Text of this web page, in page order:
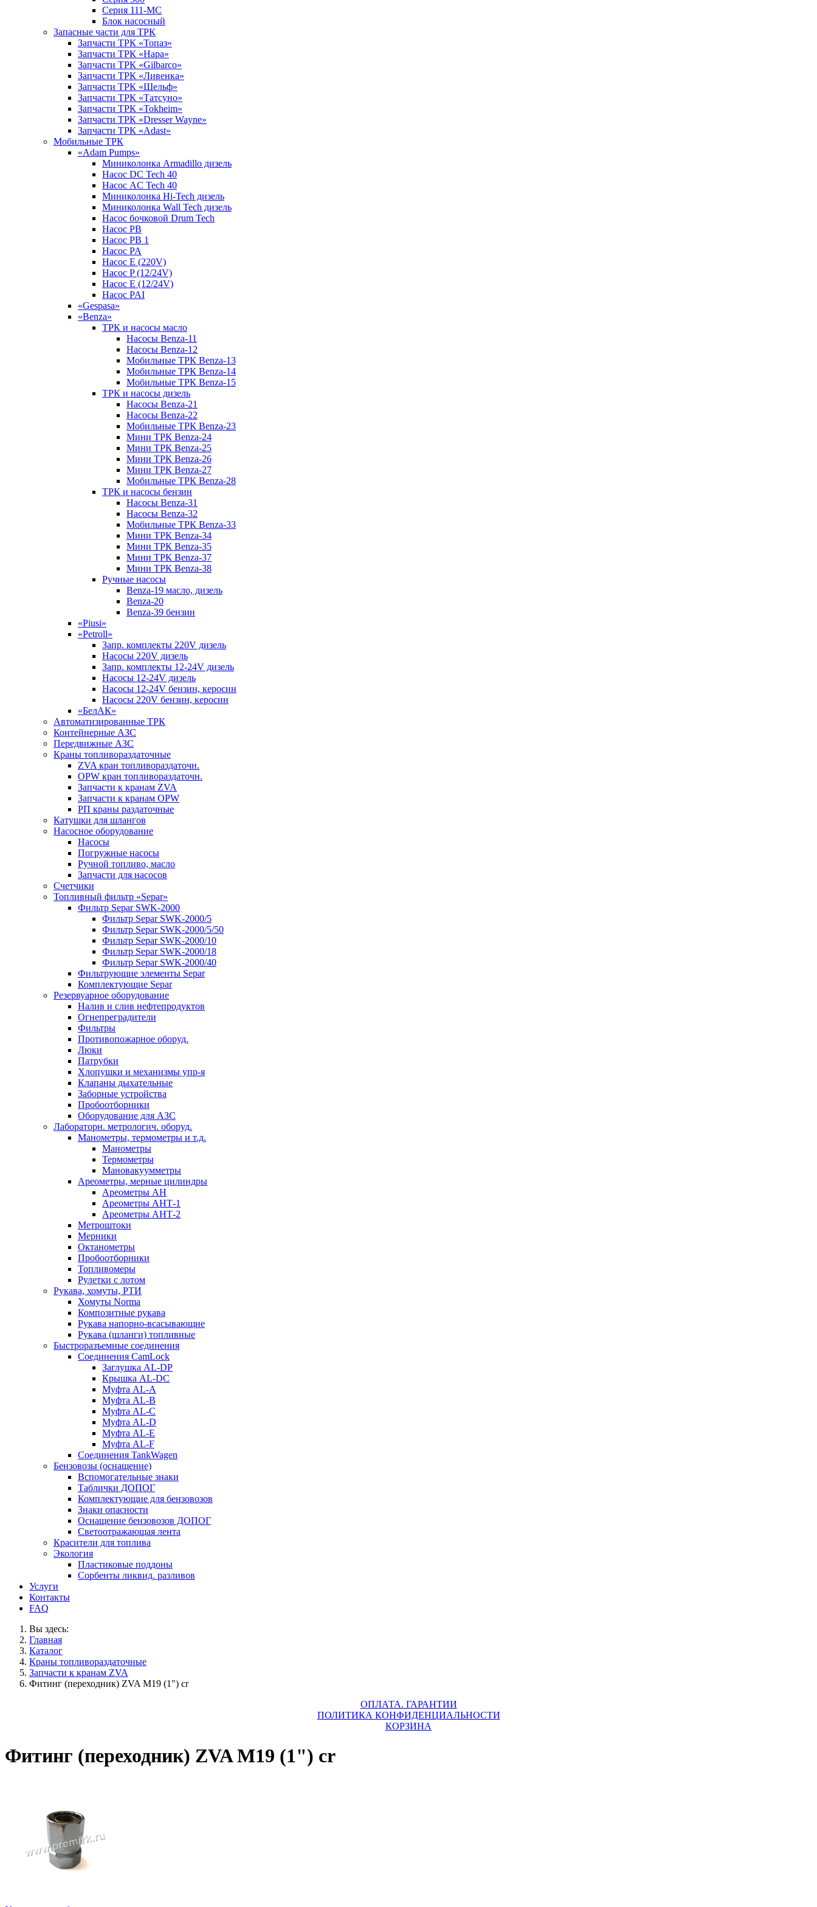
Серия 111-МС
Блок насосный
Запасные части для ТРК
Запчасти ТРК «Топаз»
Запчасти ТРК «Нара»
Запчасти ТРК «Gilbarco»
Запчасти ТРК «Ливенка»
Запчасти ТРК «Шельф»
Запчасти ТРК «Татсуно»
Запчасти ТРК «Tokheim»
Запчасти ТРК «Dresser Wayne»
Запчасти ТРК «Adast»
Мобильные ТРК
«Adam Pumps»
Миниколонка Armadillo дизель
Насос DC Tech 40
Насос AC Tech 40
Миниколонка Hi-Tech дизель
Миниколонка Wall Tech дизель
Насос бочковой Drum Tech
Насос PB
Насос PB 1
Насос PA
Насос E (220V)
Насос P (12/24V)
Насос E (12/24V)
Насос PAI
«Gespasa»
«Benza»
ТРК и насосы масло
Насосы Benza-11
Насосы Benza-12
Мобильные ТРК Benza-13
Мобильные ТРК Benza-14
Мобильные ТРК Benza-15
ТРК и насосы дизель
Насосы Benza-21
Насосы Benza-22
Мобильные ТРК Benza-23
Мини ТРК Benza-24
Мини ТРК Benza-25
Мини ТРК Benza-26
Мини ТРК Benza-27
Мобильные ТРК Benza-28
ТРК и насосы бензин
Насосы Benza-31
Насосы Benza-32
Мобильные ТРК Benza-33
Мини ТРК Benza-34
Мини ТРК Benza-35
Мини ТРК Benza-37
Мини ТРК Benza-38
Ручные насосы
Benza-19 масло, дизель
Benza-20
Benza-39 бензин
«Piusi»
«Petroll»
Запр. комплекты 220V дизель
Насосы 220V дизель
Запр. комплекты 12-24V дизель
Насосы 12-24V дизель
Насосы 12-24V бензин, керосин
Насосы 220V бензин, керосин
«БелАК»
Автоматизированные ТРК
Контейнерные АЗС
Передвижные АЗС
Краны топливораздаточные
ZVA кран топливораздаточн.
OPW кран топливораздаточн.
Запчасти к кранам ZVA
Запчасти к кранам OPW
РП краны раздаточные
Катушки для шлангов
Насосное оборудование
Насосы
Погружные насосы
Ручной топливо, масло
Запчасти для насосов
Счетчики
Топливный фильтр «Separ»
Фильтр Separ SWK-2000
Фильтр Separ SWK-2000/5
Фильтр Separ SWK-2000/5/50
Фильтр Separ SWK-2000/10
Фильтр Separ SWK-2000/18
Фильтр Separ SWK-2000/40
Фильтрующие элементы Separ
Комплектующие Separ
Резервуарное оборудование
Налив и слив нефтепродуктов
Огнепреградители
Фильтры
Противопожарное оборуд.
Люки
Патрубки
Хлопушки и механизмы упр-я
Клапаны дыхательные
Заборные устройства
Пробоотборники
Оборудование для АЗС
Лабораторн. метрологич. оборуд.
Манометры, термометры и т.д.
Манометры
Термометры
Мановакуумметры
Ареометры, мерные цилиндры
Ареометры АН
Ареометры АНТ-1
Ареометры АНТ-2
Метроштоки
Мерники
Октанометры
Пробоотборники
Топливомеры
Рулетки с лотом
Рукава, хомуты, РТИ
Хомуты Norma
Композитные рукава
Рукава напорно-всасывающие
Рукава (шланги) топливные
Быстроразъемные соединения
Соединения CamLock
Заглушка AL-DP
Крышка AL-DC
Муфта AL-A
Муфта AL-B
Муфта AL-C
Муфта AL-D
Муфта AL-E
Муфта AL-F
Соединения TankWagen
Бензовозы (оснащение)
Вспомогательные знаки
Таблички ДОПОГ
Комплектующие для бензовозов
Знаки опасности
Оснащение бензовозов ДОПОГ
Светоотражающая лента
Красители для топлива
Экология
Пластиковые поддоны
Сорбенты ликвид. разливов
Услуги
Контакты
FAQ
Вы здесь:
Главная
Каталог
Краны топливораздаточные
Запчасти к кранам ZVA
Фитинг (переходник) ZVA M19 (1") cr
ОПЛАТА. ГАРАНТИИ
ПОЛИТИКА КОНФИДЕНЦИАЛЬНОСТИ
КОРЗИНА
Фитинг (переходник) ZVA M19 (1") cr